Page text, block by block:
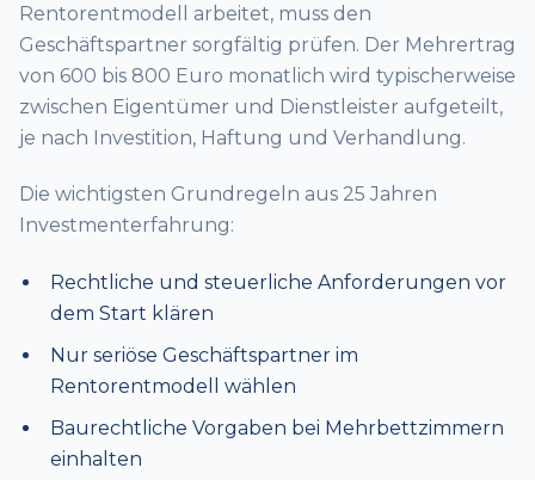
Rentorentmodell arbeitet, muss den
Geschäftspartner sorgfältig prüfen. Der Mehrertrag
von 600 bis 800 Euro monatlich wird typischerweise
zwischen Eigentümer und Dienstleister aufgeteilt,
je nach Investition, Haftung und Verhandlung.
Die wichtigsten Grundregeln aus 25 Jahren
Investmenterfahrung:
Rechtliche und steuerliche Anforderungen vor
dem Start klären
Nur seriöse Geschäftspartner im
Rentorentmodell wählen
Baurechtliche Vorgaben bei Mehrbettzimmern
einhalten